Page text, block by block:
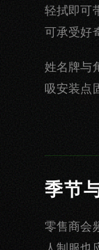
轻拭即可
可承受好
姓名牌与
吸安装点
季节
零售商会